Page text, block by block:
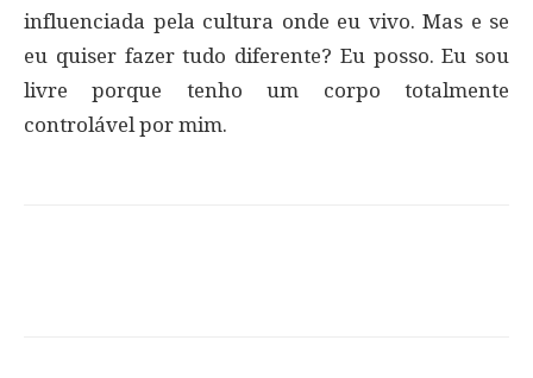
influenciada pela cultura onde eu vivo. Mas e se
eu quiser fazer tudo diferente? Eu posso. Eu sou
livre porque tenho um corpo totalmente
controlável por mim.